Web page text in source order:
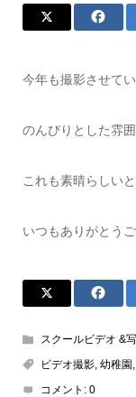
今年も撮影させてい
のんびりとした雰
これも素晴らしい
いつもありがとうご
スクールビデオ &
ビデオ撮影, 幼稚園 ,
コメント: 0